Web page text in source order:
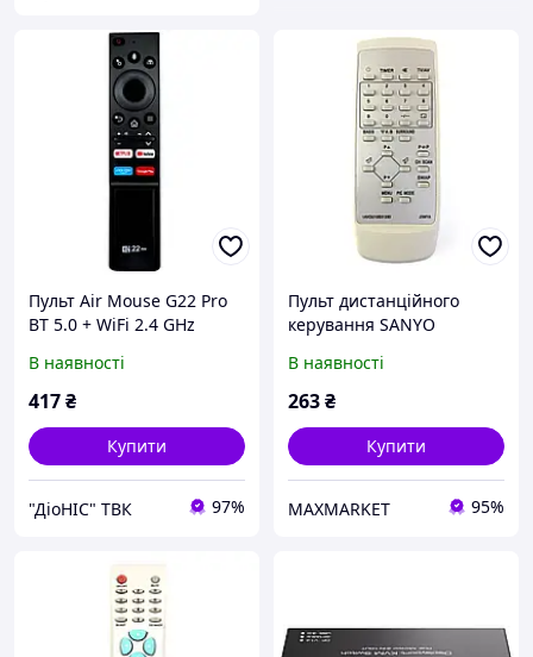
Пульт Air Mouse G22 Pro
BT 5.0 + WiFi 2.4 GHz
гіроскоп для смарт
приставки, телевізора
В наявності
417₴
Купити
"ДіоНІС" ТВК 97%
Пульт дистанційного
керування SANYO
В наявності
263₴
Купити
MAXMARKET 95%